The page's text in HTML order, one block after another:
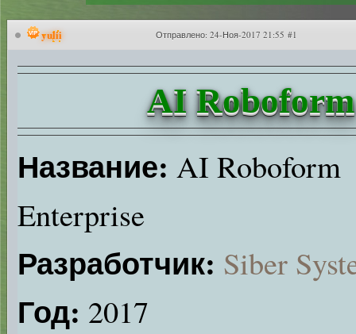
yulii Отправлено: 24-Ноя-2017 21:55 #1
AI
Название: AI Roboform
Enterprise
Разработчик: Siber
Год: 2017